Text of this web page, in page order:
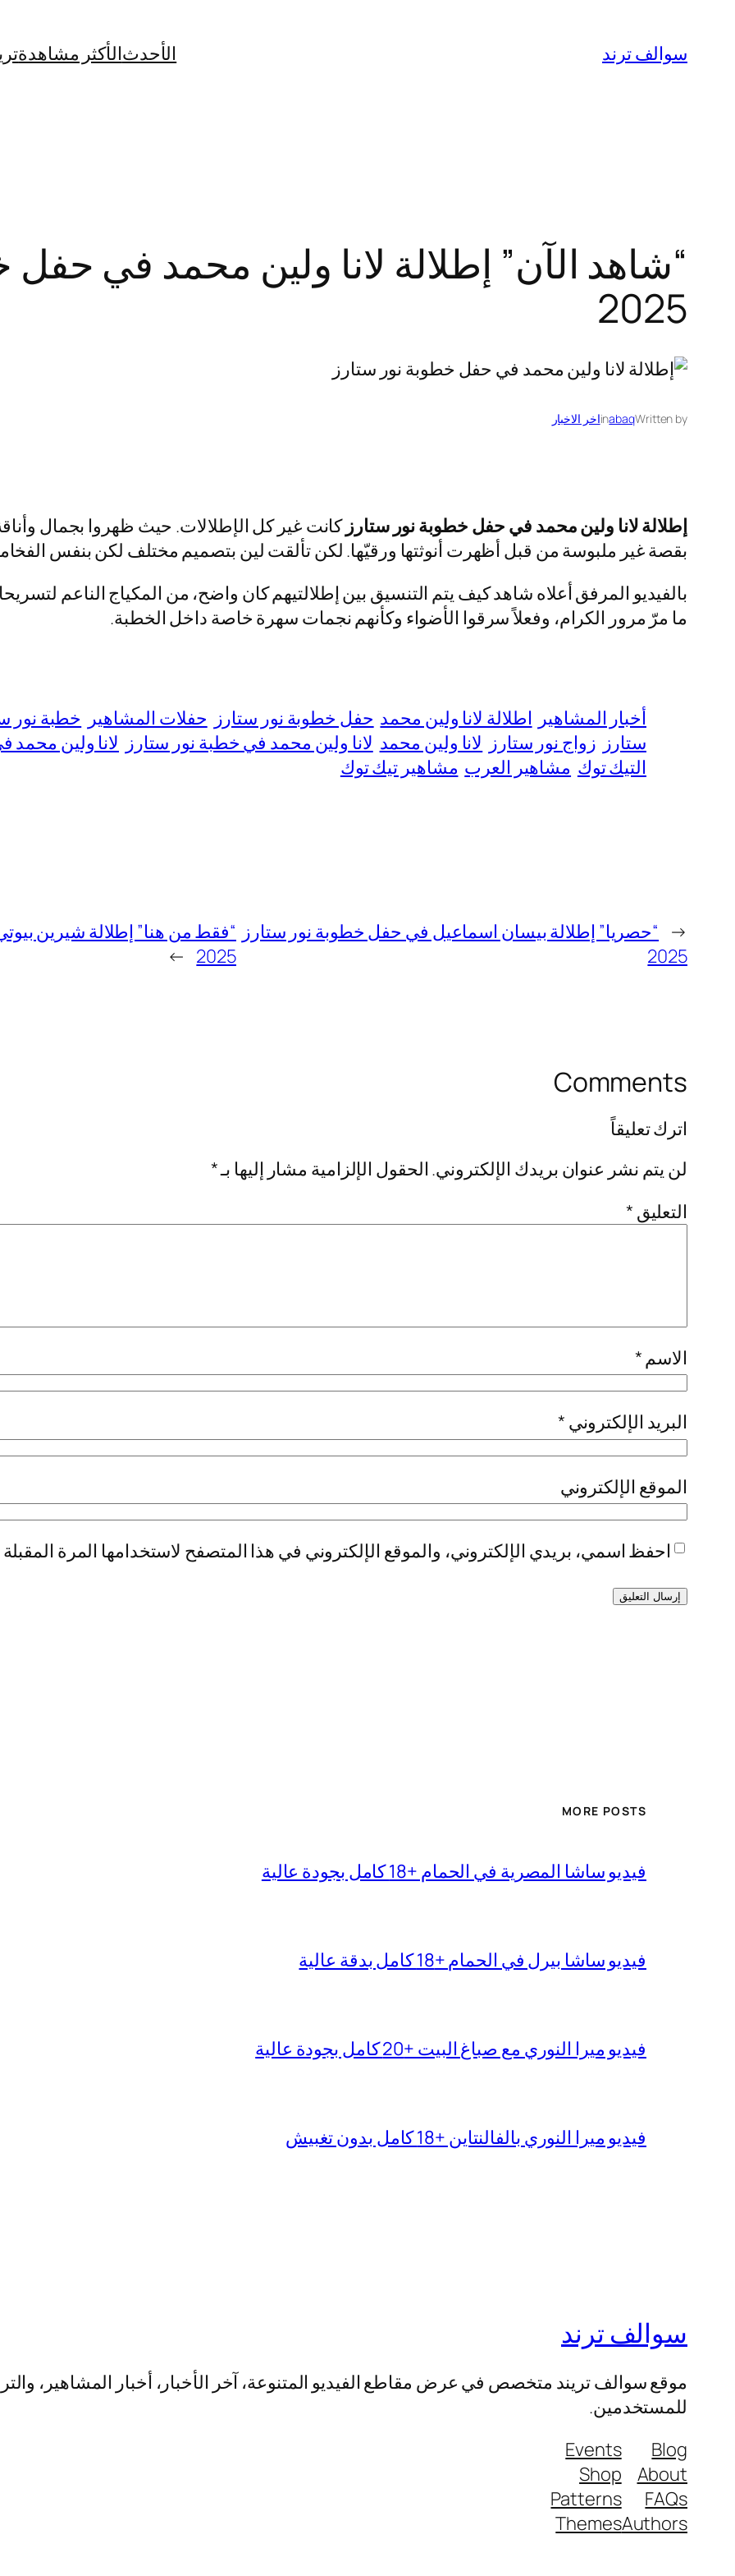
المحتوى
سوالف ترند الأحدثالأكثر مشاهدة
“شاهد الآن” إطلالة لانا ولين محمد في حفل
2025
Written by
abaq
inاخر الاخبار
إطلالة لانا ولين محمد في حفل خطوبة نور ستارز كانت غير كل الإطلالات. حيث ظهروا بجمال
بقصة غير ملبوسة من قبل أظهرت أنوثتها ورقيّها. لكن تألقت لين بتصميم مختلف لكن بنفس
بالفيديو المرفق أعلاه شاهد كيف يتم التنسيق بين إطلالتيهم كان واضح، من المكياج الناعم
ما مرّ مرور الكرام، وفعلاً سرقوا الأضواء وكأنهم نجمات سهرة خاصة داخل الخطبة.
أخبار المشاهير اطلالة لانا ولين محمد حفل خطوبة نور ستارز حفلات المشاهير خطبة نور
ستارز زواج نور ستارز لانا ولين محمد لانا ولين محمد في خطبة نور ستارز لانا ولين محمد
التيك توك مشاهير العرب مشاهير تيك توك
← “حصريا” إطلالة بيسان اسماعيل في حفل خطوبة نور ستارز
2025
“فقط من هنا” إطلالة شيرين
2025
→
Comments
اترك تعليقاً
لن يتم نشر عنوان بريدك الإلكتروني. الحقول الإلزامية مشار إليها بـ*
التعليق *
الاسم *
البريد الإلكتروني *
الموقع الإلكتروني
احفظ اسمي، بريدي الإلكتروني، والموقع الإلكتروني في هذا المتصفح لاستخدامها المرة
MORE POSTS
فيديو ساشا المصرية في الحمام +18 كامل بجودة عالية
فيديو ساشا بيرل في الحمام +18 كامل بدقة عالية
فيديو ميرا النوري مع صباغ البيت +20 كامل بجودة عالية
فيديو ميرا النوري بالفالنتاين +18 كامل بدون تغبيش
سوالف ترند
موقع سوالف تريند متخصص في عرض مقاطع الفيديو المتنوعة، آخر الأخبار، أخبار المشاهير،
للمستخدمين.
Blog
About
FAQs
Authors
Events
Shop
Patterns
Themes